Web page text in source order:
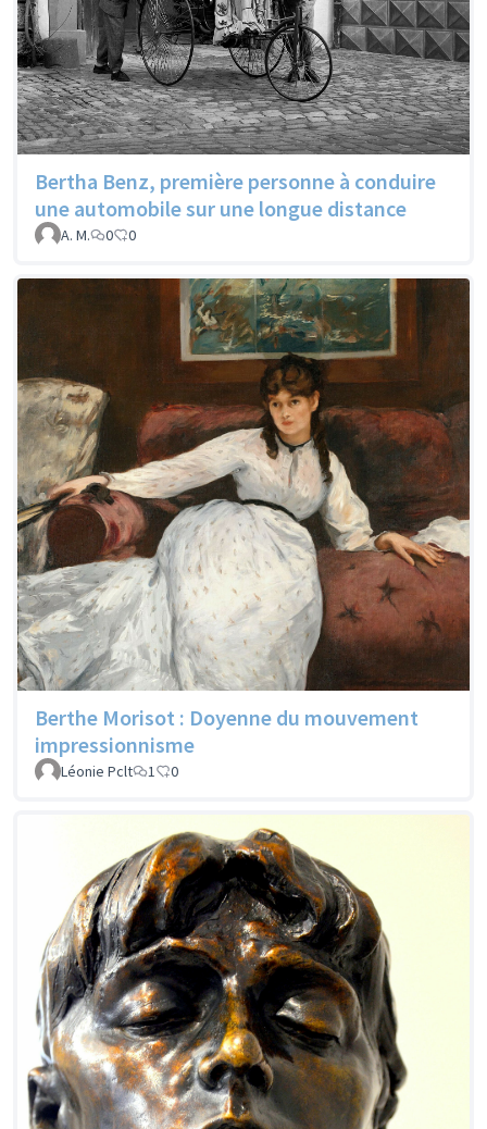
Bertha Benz, première personne à conduire
une automobile sur une longue distance
A. M. 0 0
Berthe Morisot : Doyenne du mouvement
impressionnisme
Léonie Pclt 1 0